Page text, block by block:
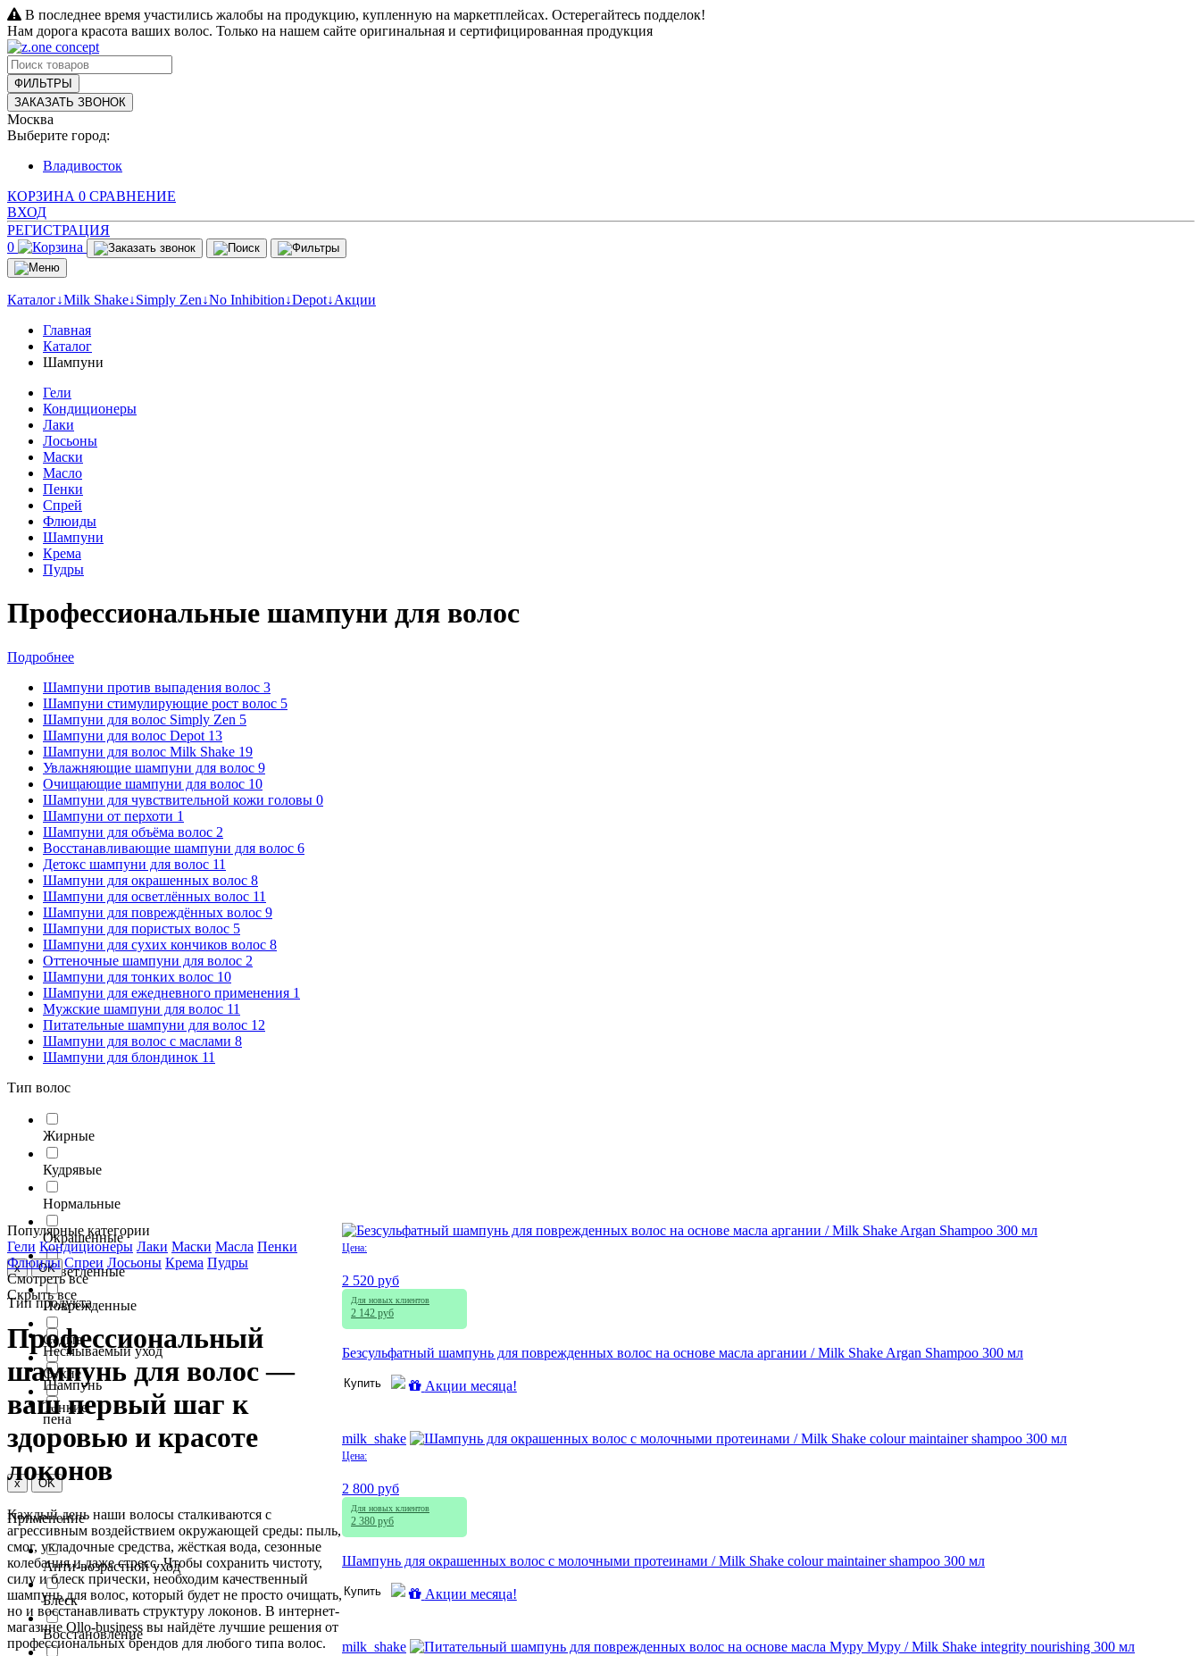
В последнее время участились жалобы на продукцию, купленную на маркетплейсах. Остерегайтесь подделок!
Нам дорога красота ваших волос. Только на нашем сайте оригинальная и сертифицированная продукция
ФИЛЬТРЫ
ЗАКАЗАТЬ ЗВОНОК
Москва
Выберите город:
Владивосток
КОРЗИНА 0 СРАВНЕНИЕ
ВХОД
РЕГИСТРАЦИЯ
0
Каталог↓Milk Shake↓Simply Zen↓No Inhibition↓Depot↓Акции
Главная
Каталог
Шампуни
Гели
Кондиционеры
Лаки
Лосьоны
Маски
Масло
Пенки
Спрей
Флюиды
Шампуни
Крема
Пудры
Профессиональные шампуни для волос
Подробнее
Шампуни против выпадения волос 3
Шампуни стимулирующие рост волос 5
Шампуни для волос Simply Zen 5
Шампуни для волос Depot 13
Шампуни для волос Milk Shake 19
Увлажняющие шампуни для волос 9
Очищающие шампуни для волос 10
Шампуни для чувствительной кожи головы 0
Шампуни от перхоти 1
Шампуни для объёма волос 2
Восстанавливающие шампуни для волос 6
Детокс шампуни для волос 11
Шампуни для окрашенных волос 8
Шампуни для осветлённых волос 11
Шампуни для повреждённых волос 9
Шампуни для пористых волос 5
Шампуни для сухих кончиков волос 8
Оттеночные шампуни для волос 2
Шампуни для тонких волос 10
Шампуни для ежедневного применения 1
Мужские шампуни для волос 11
Питательные шампуни для волос 12
Шампуни для волос с маслами 8
Шампуни для блондинок 11
Тип волос
Жирные
Кудрявые
Нормальные
Окрашенные
Осветленные
Поврежденные
Седые
Сухие
Тонкие
x OK
Тип продукта
Несмываемый уход
Шампунь
пена
x OK
Применение
Анти-возрастной уход
Блеск
Восстановление
Цена:
2 520 руб
Для новых клиентов
2 142 руб
Безсульфатный шампунь для поврежденных волос на основе масла аргании / Milk Shake Argan Shampoo 300 мл
Купить Акции месяца!
milk_shake
Цена:
2 800 руб
Для новых клиентов
2 380 руб
Шампунь для окрашенных волос с молочными протеинами / Milk Shake colour maintainer shampoo 300 мл
Купить Акции месяца!
milk_shake
Популярные категории
Гели Кондиционеры Лаки Маски Масла Пенки
Флюиды Спреи Лосьоны Крема Пудры
Смотреть все
Скрыть все
Профессиональный
шампунь для волос —
ваш первый шаг к
здоровью и красоте
локонов
Каждый день наши волосы сталкиваются с
агрессивным воздействием окружающей среды: пыль,
смог, укладочные средства, жёсткая вода, сезонные
колебания и даже стресс. Чтобы сохранить чистоту,
силу и блеск прически, необходим качественный
шампунь для волос, который будет не просто очищать,
но и восстанавливать структуру локонов. В интернет-
магазине Ollo-business вы найдёте лучшие решения от
профессиональных брендов для любого типа волос.